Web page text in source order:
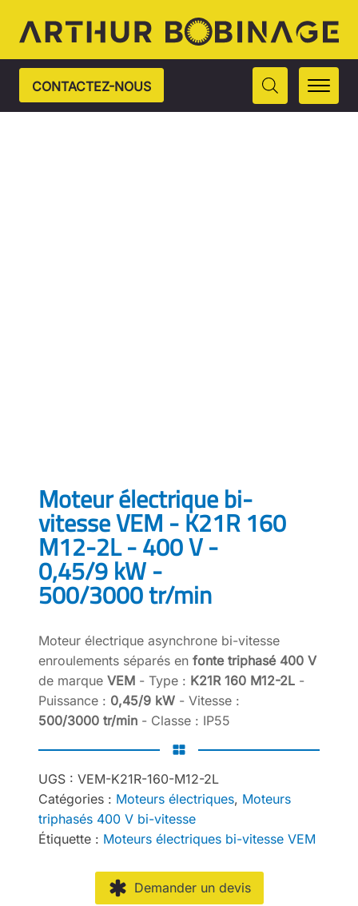
CONTACTEZ-NOUS
Moteur électrique bi-
vitesse VEM - K21R 160
M12-2L - 400 V -
0,45/9 kW -
500/3000 tr/min
Moteur électrique asynchrone bi-vitesse
enroulements séparés en fonte triphasé 400 V
de marque VEM - Type : K21R 160 M12-2L -
Puissance : 0,45/9 kW - Vitesse :
500/3000 tr/min - Classe : IP55
UGS : VEM-K21R-160-M12-2L
Catégories : Moteurs électriques, Moteurs
triphasés 400 V bi-vitesse
Étiquette : Moteurs électriques bi-vitesse VEM
Demander un devis